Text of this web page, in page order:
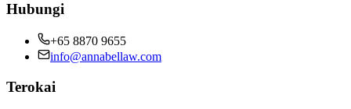
Hubungi
+65 8870 9655
info@annabellaw.com
Terokai